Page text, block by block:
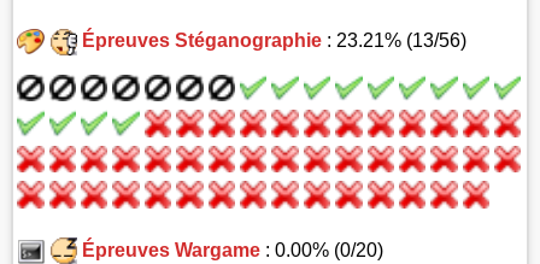
Épreuves Stéganographie: 23.21% (13/56)
Épreuves Wargame: 0.00% (0/20)